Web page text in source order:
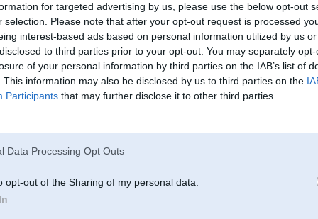
for targeted advertising by us, please use the below opt-out
selection. Please note that after your opt-out request is processed
interest-based ads based on personal information utilized by us
to third parties prior to your opt-out. You may separately
of your personal information by third parties on the IAB’s list of
This information may also be disclosed by us to third parties on the
Participants that may further disclose it to other third parties.
Data Processing Opt Outs
opt-out of the Sharing of my personal data.
Esmu dzirdējis labas atsauksmes, bet tie visi ir subjektīvie viedokļi.
Nesen skatījis BMW-LIFE svaigāko video, un tur kā reiz tika reklamēta